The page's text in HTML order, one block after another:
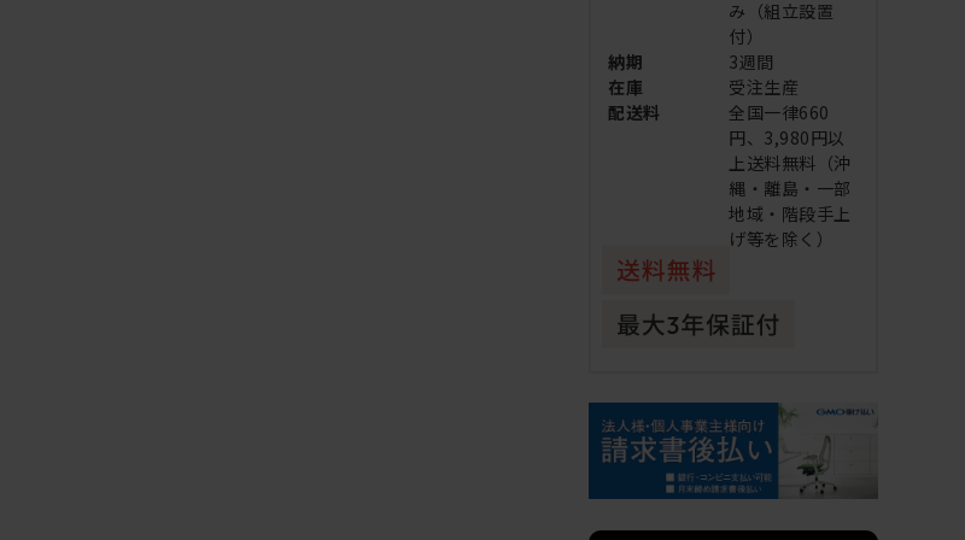
み（組立設置
付）
納期
3週間
在庫
受注生産
配送料
全国一律660
円、3,980円以
上送料無料（沖
縄・離島・一部
地域・階段手上
げ等を除く）